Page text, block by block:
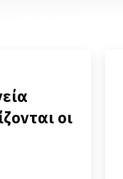
οι